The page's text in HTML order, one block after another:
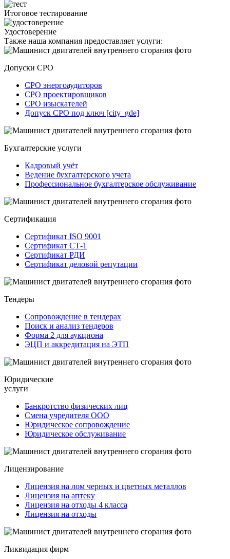
Итоговое тестирование
Удостоверение
Также наша компания предоставляет услуги:
Допуски СРО
СРО энергоаудиторов
СРО проектировщиков
СРО изыскателей
Допуск СРО под ключ [city_gde]
Бухгалтерские услуги
Кадровый учёт
Ведение бухгалтерского учета
Профессиональное бухгалтерское обслуживание
Сертификация
Сертификат ISO 9001
Сертификат СТ-1
Сертификат РДИ
Сертификат деловой репутации
Тендеры
Сопровождение в тендерах
Поиск и анализ тендеров
Форма 2 для аукциона
ЭЦП и аккредитация на ЭТП
Юридические
услуги
Банкротство физических лиц
Смена учредителя ООО
Юридическое сопровождение
Юридическое обслуживание
Лицензирование
Лицензия на лом черных и цветных металлов
Лицензия на аптеку
Лицензия на отходы 4 класса
Лицензия на отходы
Ликвидация фирм